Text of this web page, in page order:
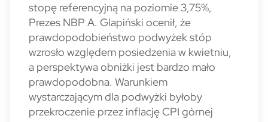
stopę referencyjną na poziomie 3,75%,
Prezes NBP A. Glapiński ocenił, że
prawdopodobieństwo podwyżek stóp
wzrosło względem posiedzenia w kwietniu,
a perspektywa obniżki jest bardzo mało
prawdopodobna. Warunkiem
wystarczającym dla podwyżki byłoby
przekroczenie przez inflację CPI górnej